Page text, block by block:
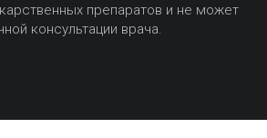
препаратов и не может
консультации врача.